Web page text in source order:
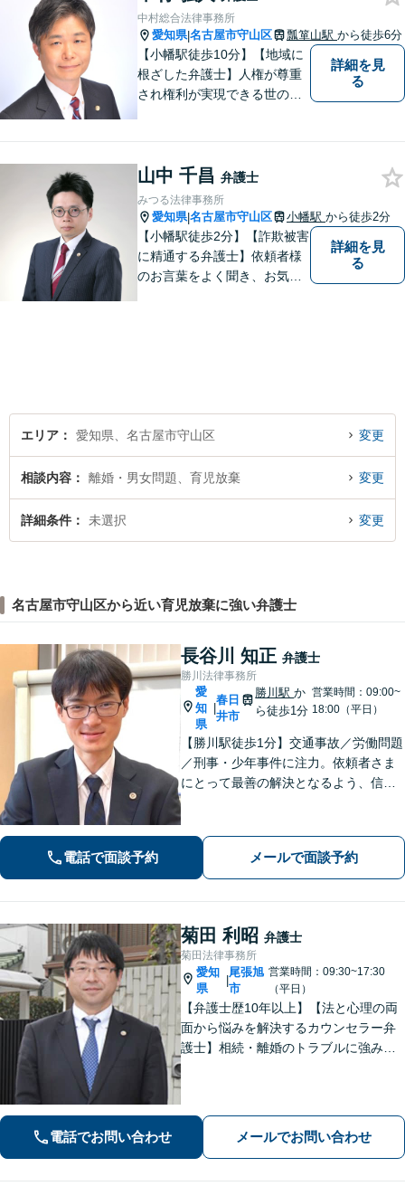
中村総合法律事務所
愛知県|名古屋市守山区 瓢箪山駅 から徒歩6分
【小幡駅徒歩10分】【地域に
根ざした弁護士】人権が尊重
され権利が実現できる世の中
故など、幅広く対応可能。
【夜間／休日対応可能】お悩
みの方はどうぞお気軽にご相
談ください。
詳細を見
る
山中 千昌 弁護士
みつる法律事務所
愛知県|名古屋市守山区 小幡駅 から徒歩2分
【小幡駅徒歩2分】【詐欺被害
に精通する弁護士】依頼者様
のお言葉をよく聞き、お気持
詳細を見
る
エリア 愛知県、名古屋市守山区 変更
相談内容 離婚・男女問題、育児放棄 変更
詳細条件 未選択 変更
名古屋市守山区から近い育児放棄に強い弁護士
長谷川 知正 弁護士
勝川法律事務所
愛
知
県
春日
井市
勝川駅か
ら徒歩1分
営業時間：09:00~
18:00（平日）
【勝川駅徒歩1分】交通事故／労働問題
／刑事・少年事件に注力。依頼者さま
にとって最善の解決となるよう、信頼
談ください。
電話で面談予約 メールで面談予約
菊田 利昭 弁護士
菊田法律事務所
愛知
県
|
尾張旭
市
営業時間：09:30~17:30
（平日）
【弁護士歴10年以上】【法と心理の両
面から悩みを解決するカウンセラー弁
護士】相続・離婚のトラブルに強みあ
電話でお問い合わせ メールでお問い合わせ